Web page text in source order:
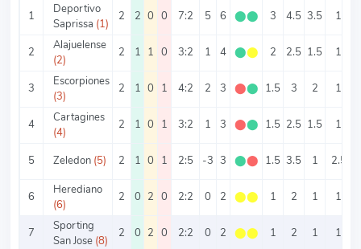
1
Deportivo
Saprissa (1)
2 2 0 0 7:2 5 6 ⬤⬤ 3 4.5 3.5 1
2
Alajuelense
(2)
2 1 1 0 3:2 1 4 ⬤⬤ 2 2.5 1.5 1
3
Escorpiones
(3)
2 1 0 1 4:2 2 3 ⬤⬤ 1.5 3 2 1
4
Cartagines
(4)
2 1 0 1 3:2 1 3 ⬤⬤ 1.5 2.5 1.5 1
5 Zeledon (5) 2 1 0 1 2:5 -3 3 ⬤⬤ 1.5 3.5 1 2.5
6
Herediano
(6)
2 0 2 0 2:2 0 2 ⬤⬤ 1 2 1 1
7
Sporting
San Jose (8)
2 0 2 0 2:2 0 2 ⬤⬤ 1 2 1 1